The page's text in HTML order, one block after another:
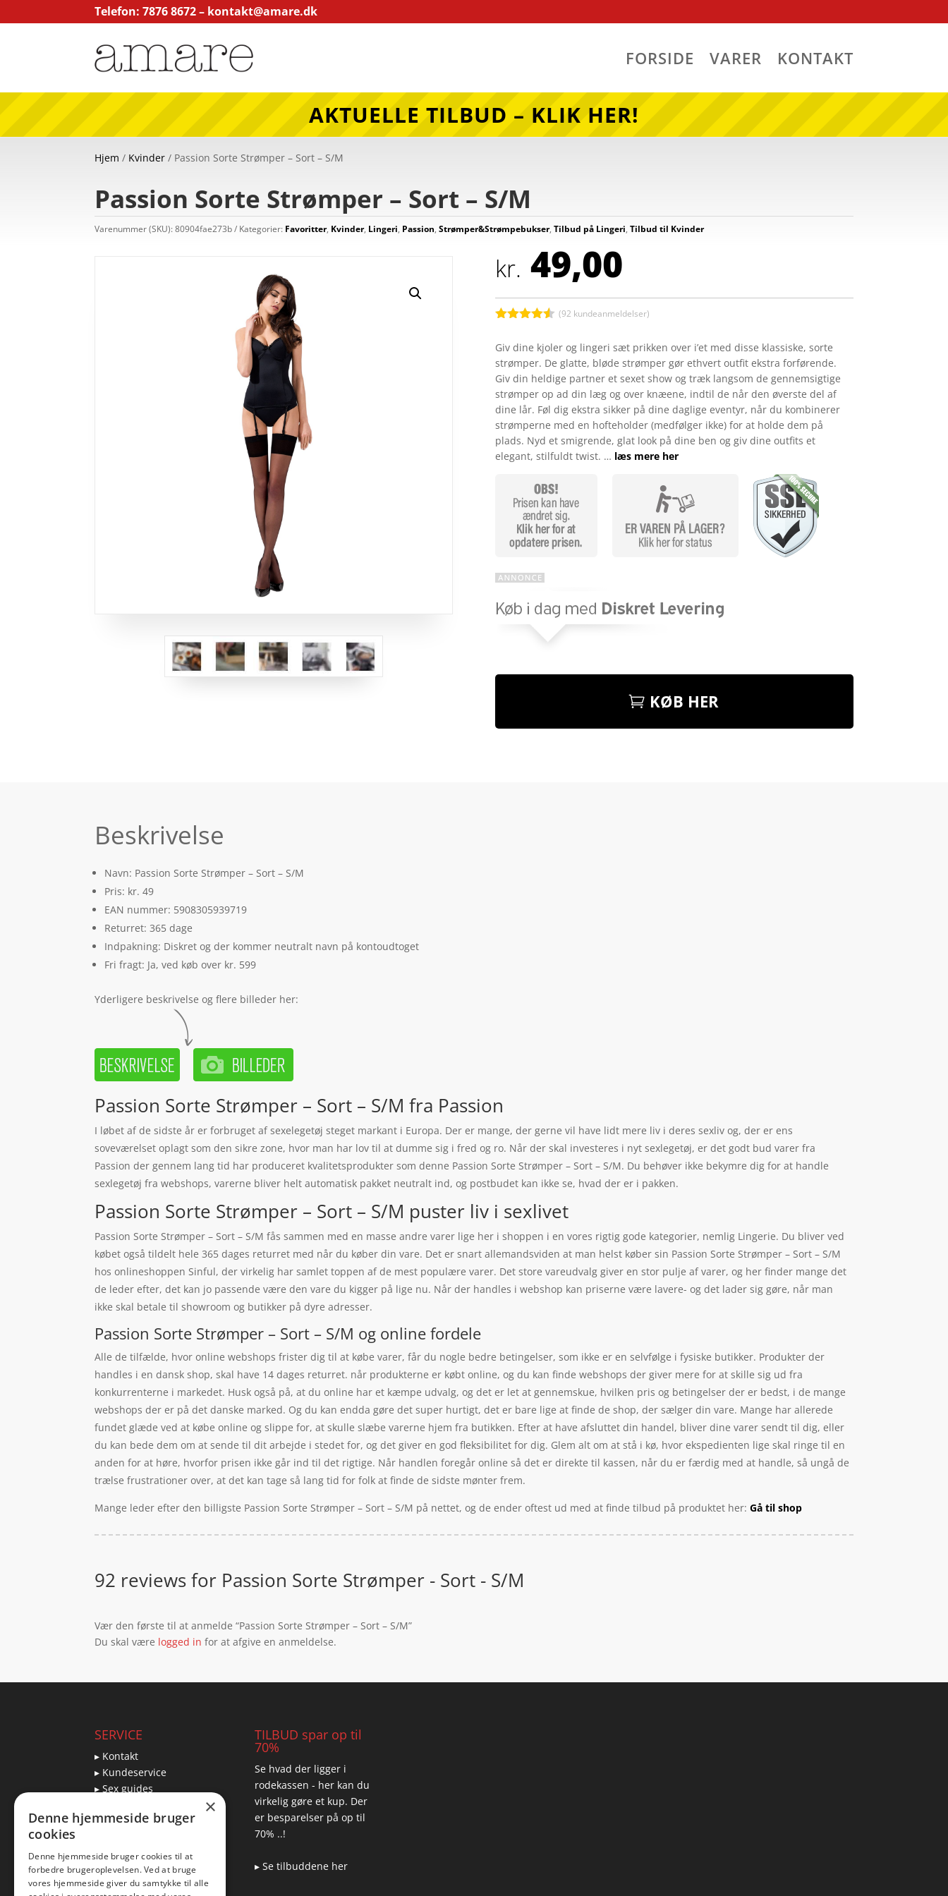
Telefon: 7876 8672 – kontakt@amare.dk
FORSIDE VARER KONTAKT
AKTUELLE TILBUD – KLIK HER!
Hjem / Kvinder / Passion Sorte Strømper – Sort – S/M
Passion Sorte Strømper – Sort – S/M
Varenummer (SKU):80904fae273b Kategorier: Favoritter, Kvinder, Lingeri, Passion,Strømper&Strømpebukser,Tilbud på Lingeri,Tilbud til Kvinder
kr. 49,00
ud af 5
baseret
på
kundebedø
mmelser
(92 kundeanmeldelser)
Giv dine kjoler og lingeri sæt prikken over i’et med disse klassiske, sorte
strømper. De glatte, bløde strømper gør ethvert outfit ekstra forførende.
Giv din heldige partner et sexet show og træk langsom de gennemsigtige
strømper op ad din læg og over knæene, indtil de når den øverste del af
dine lår. Føl dig ekstra sikker på dine daglige eventyr, når du kombinerer
strømperne med en hofteholder (medfølger ikke) for at holde dem på
plads. Nyd et smigrende, glat look på dine ben og giv dine outfits et
elegant, stilfuldt twist. … læs mere her
KØB HER
Beskrivelse
Navn: Passion Sorte Strømper – Sort – S/M
Pris: kr. 49
EAN nummer: 5908305939719
Returret: 365 dage
Indpakning: Diskret og der kommer neutralt navn på kontoudtoget
Fri fragt: Ja, ved køb over kr. 599
Yderligere beskrivelse og flere billeder her:
Passion Sorte Strømper – Sort – S/M fra Passion
I løbet af de sidste år er forbruget af sexelegetøj steget markant i Europa. Der er mange, der gerne vil have lidt mere liv i deres sexliv og, der er ens
soveværelset oplagt som den sikre zone, hvor man har lov til at dumme sig i fred og ro. Når der skal investeres i nyt sexlegetøj, er det godt bud varer fra
Passion der gennem lang tid har produceret kvalitetsprodukter som denne Passion Sorte Strømper – Sort – S/M. Du behøver ikke bekymre dig for at handle
sexlegetøj fra webshops, varerne bliver helt automatisk pakket neutralt ind, og postbudet kan ikke se, hvad der er i pakken.
Passion Sorte Strømper – Sort – S/M puster liv i sexlivet
Passion Sorte Strømper – Sort – S/M fås sammen med en masse andre varer lige her i shoppen i en vores rigtig gode kategorier, nemlig Lingerie. Du bliver ved
købet også tildelt hele 365 dages returret med når du køber din vare. Det er snart allemandsviden at man helst køber sin Passion Sorte Strømper – Sort – S/M
hos onlineshoppen Sinful, der virkelig har samlet toppen af de mest populære varer. Det store vareudvalg giver en stor pulje af varer, og her finder mange det
de leder efter, det kan jo passende være den vare du kigger på lige nu. Når der handles i webshop kan priserne være lavere- og det lader sig gøre, når man
ikke skal betale til showroom og butikker på dyre adresser.
Passion Sorte Strømper – Sort – S/M og online fordele
Alle de tilfælde, hvor online webshops frister dig til at købe varer, får du nogle bedre betingelser, som ikke er en selvfølge i fysiske butikker. Produkter der
handles i en dansk shop, skal have 14 dages returret. når produkterne er købt online, og du kan finde webshops der giver mere for at skille sig ud fra
konkurrenterne i markedet. Husk også på, at du online har et kæmpe udvalg, og det er let at gennemskue, hvilken pris og betingelser der er bedst, i de mange
webshops der er på det danske marked. Og du kan endda gøre det super hurtigt, det er bare lige at finde de shop, der sælger din vare. Mange har allerede
fundet glæde ved at købe online og slippe for, at skulle slæbe varerne hjem fra butikken. Efter at have afsluttet din handel, bliver dine varer sendt til dig, eller
du kan bede dem om at sende til dit arbejde i stedet for, og det giver en god fleksibilitet for dig. Glem alt om at stå i kø, hvor ekspedienten lige skal ringe til en
anden for at høre, hvorfor prisen ikke går ind til det rigtige. Når handlen foregår online så det er direkte til kassen, når du er færdig med at handle, så ungå de
trælse frustrationer over, at det kan tage så lang tid for folk at finde de sidste mønter frem.
Mange leder efter den billigste Passion Sorte Strømper – Sort – S/M på nettet, og de ender oftest ud med at finde tilbud på produktet her:Gå til shop
92 reviews for Passion Sorte Strømper - Sort - S/M
Vær den første til at anmelde “Passion Sorte Strømper – Sort – S/M”
Du skal være logged in for at afgive en anmeldelse.
SERVICE
▸ Kontakt
▸ Kundeservice
▸ Sex guides
▸ Returnering
Blog
TILBUD spar op til
70%
Se hvad der ligger i
rodekassen - her kan du
virkelig gøre et kup. Der
er besparelser på op til
70% ..!
▸ Se tilbuddene her
×
Denne hjemmeside bruger
cookies
Denne hjemmeside bruger cookies til at
forbedre brugeroplevelsen. Ved at bruge
vores hjemmeside giver du samtykke til alle